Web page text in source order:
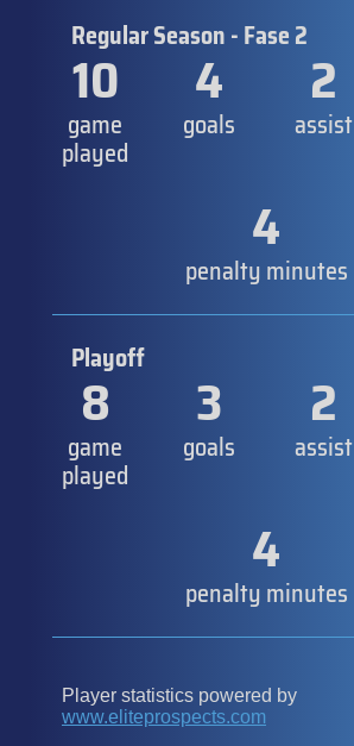
Regular Season - Fase 2
10
game
played
4
goals
2
assist
4
penalty minutes
Playoff
8
game
played
3
goals
2
assist
4
penalty minutes